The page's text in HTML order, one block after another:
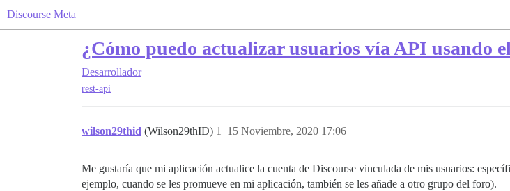
Discourse Meta
¿Cómo puedo actualizar usuarios vía API usando
Desarrollador
rest-api
wilson29thid (Wilson29thID) 15 Noviembre, 2020 17:06
1
Me gustaría que mi aplicación actualice la cuenta de Discourse vinculada de mis usuarios:
ejemplo, cuando se les promueve en mi aplicación, también se les añade a otro grupo del foro).